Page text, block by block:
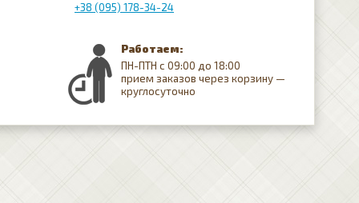
+38 (095) 178-34-24
Работаем:
ПН-ПТН с 09:00 до 18:00
прием заказов через корзину —
круглосуточно